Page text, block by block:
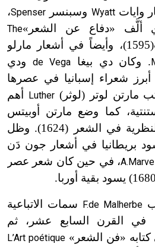
واياتWyatt وسبنسر Spenser،
ألَّف «دفاع عن الشعر»The
، وأيضاً في أشعار مارلو
. وكان دي بيغاde Vega ودي
شعراء إسبانيا في عصرها
مارتن لوتر (لوثر)Luther
أهم
كما وضع مارتن أوبيتس
أهم الأعمال النظرية في الشعر (1624). وظل
بريطانيا في أشعار جون دَن
A.Marvell، في حين كان شعر عصر
) يسود بقية أوربا.
F.de Malherbe
سمات الاتباعية
في القرن السابع عشر، ثم
«فن الشعر»L’Art poétique